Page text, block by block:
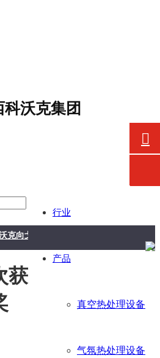
科沃克集团
行业
产品
真空热处理设备
气氛热处理设备
克向戈德瑞吉企业集团航空航天业务交付
获